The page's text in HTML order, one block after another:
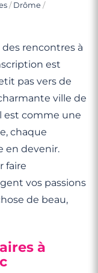
/ Drôme /
rencontres à
est
pas vers de
ville de
est comme une
chaque
en devenir.
faire
vos passions
de beau,
à